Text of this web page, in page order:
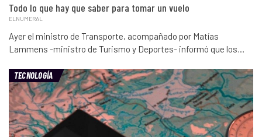
Todo lo que hay que saber para tomar un vuelo
ELNUMERAL
Ayer el ministro de Transporte, acompañado por Matías
Lammens -ministro de Turismo y Deportes- informó que los…
TECNOLOGÍA